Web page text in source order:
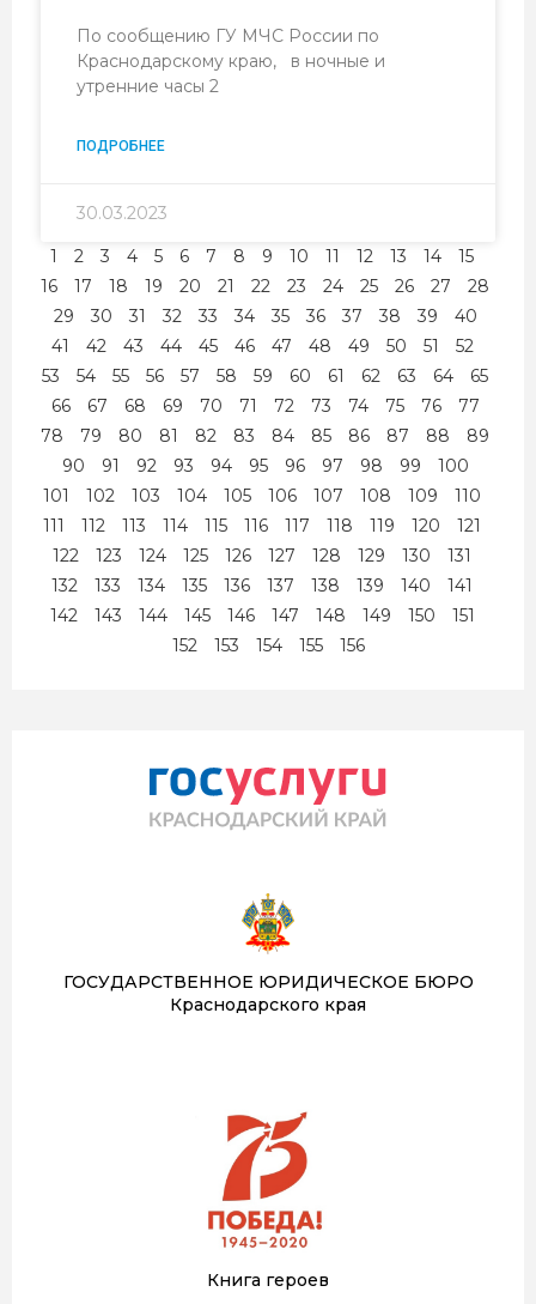
По сообщению ГУ МЧС России по
Краснодарскому краю, в ночные и
утренние часы 2
ПОДРОБНЕЕ
30.03.2023
1
2 3 4 5 6 7 8 9 10 11 12 13 14
15
16
17 18 19 20 21 22 23 24 25 26 27
28
29
30 31 32 33 34 35 36 37 38 39
40
41
42 43 44 45 46 47 48 49 50 51
52
53
54 55 56 57 58 59 60 61 62 63 64
65
66
67 68 69 70 71 72 73 74 75 76
77
78
79 80 81 82 83 84 85 86 87 88
89
90
91 92 93 94 95 96 97 98 99
100
101
102 103 104 105 106 107 108 109
110
111
112 113 114 115 116 117 118 119 120
121
122
123 124 125 126 127 128 129 130
131
132
133 134 135 136 137 138 139 140
141
142
143 144 145 146 147 148 149 150
151
152
153 154 155 156
ГОСУДАРСТВЕННОЕ ЮРИДИЧЕСКОЕ БЮРО
Краснодарского края
Книга героев